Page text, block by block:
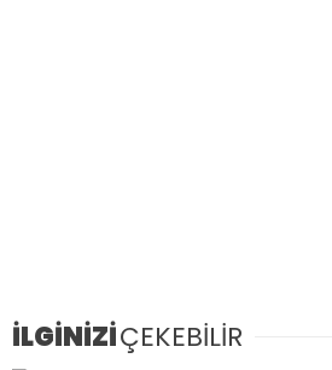
İLGİNİZİÇEKEBİLİR